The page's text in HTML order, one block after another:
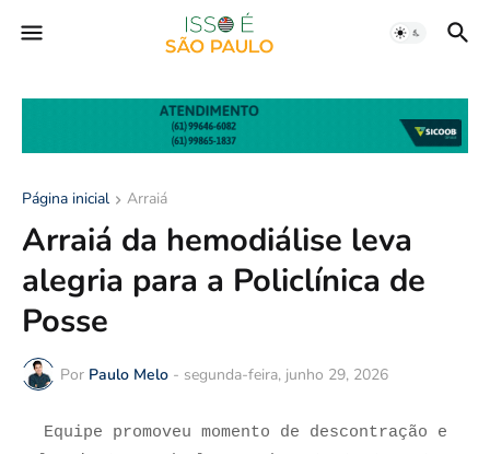
Página inicial Arraiá
Arraiá da hemodiálise leva
alegria para a Policlínica de
Posse
Por Paulo Melo - segunda-feira, junho 29, 2026
Equipe promoveu momento de descontração e